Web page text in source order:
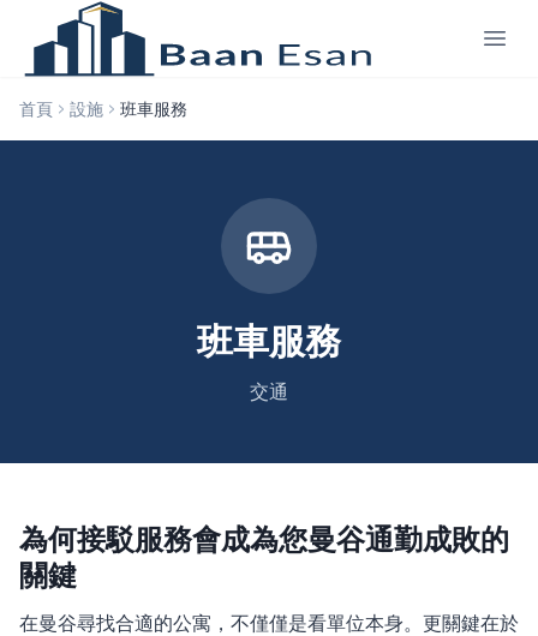
首頁 設施 班車服務
班車服務
交通
為何接駁服務會成為您曼谷通勤成敗的
關鍵
在曼谷尋找合適的公寓，不僅僅是看單位本身。更關鍵在於